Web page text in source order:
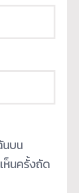
นบน
ห็นครั้งถัด